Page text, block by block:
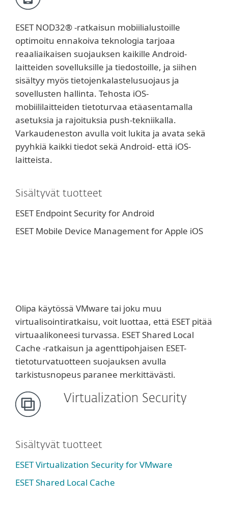
ESET NOD32® -ratkaisun mobiilialustoille
optimoitu ennakoiva teknologia tarjoaa
reaaliaikaisen suojauksen kaikille Android-
laitteiden sovelluksille ja tiedostoille, ja siihen
sisältyy myös tietojenkalastelusuojaus ja
sovellusten hallinta. Tehosta iOS-
mobiililaitteiden tietoturvaa etäasentamalla
asetuksia ja rajoituksia push-tekniikalla.
Varkaudeneston avulla voit lukita ja avata sekä
pyyhkiä kaikki tiedot sekä Android- että iOS-
laitteista.
Sisältyvät tuotteet
ESET Endpoint Security for Android
ESET Mobile Device Management for Apple iOS
Olipa käytössä VMware tai joku muu
virtualisointiratkaisu, voit luottaa, että ESET pitää
virtuaalikoneesi turvassa. ESET Shared Local
Cache -ratkaisun ja agenttipohjaisen ESET-
tietoturvatuotteen suojauksen avulla
tarkistusnopeus paranee merkittävästi.
Virtualization Security
Sisältyvät tuotteet
ESET Virtualization Security for VMware
ESET Shared Local Cache